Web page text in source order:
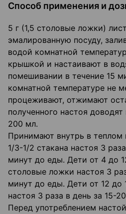
Способ применения и
5 г (1,5 столовые ложки)
эмалированную посуду,
водой комнатной
крышкой и настаивают в
помешивании в течение 15
комнатной температуре не
процеживают, отжимают
полученного настоя
200 мл.
Принимают внутрь в теплом
1/3-1/2 стакана настоя 3
минут до еды. Дети от 4 до
столовые ложки настоя 3
минут до еды. Дети от 12 до
настоя 3 раза в день за 15-
Перед употреблением